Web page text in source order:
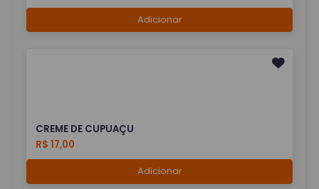
Adicionar
CREME DE CUPUAÇU
R$ 17,00
Adicionar